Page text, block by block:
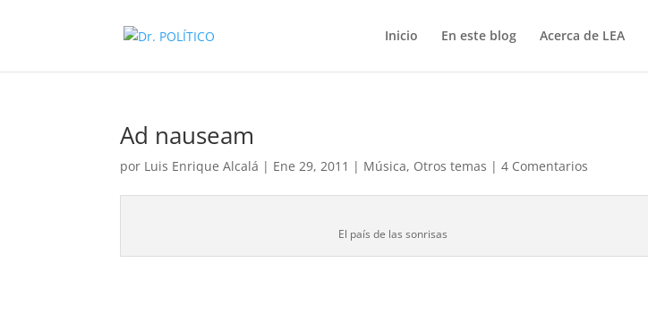
Inicio En este blog Acerca de LEA
Ad nauseam
por Luis Enrique Alcalá | Ene 29, 2011 | Música, Otros temas |4 Comentarios
El país de las sonrisas